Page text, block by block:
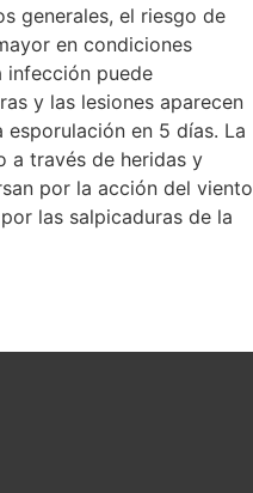
generales, el riesgo de
en condiciones
infección puede
y las lesiones aparecen
en 5 días. La
a través de heridas y
por la acción del viento
las salpicaduras de la